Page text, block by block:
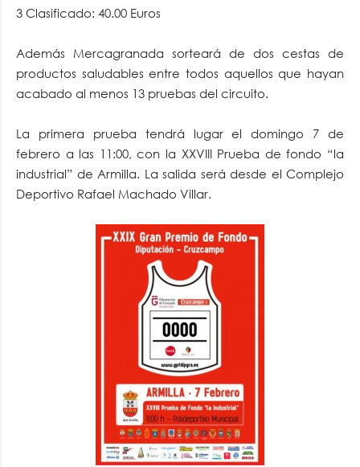
3 Clasificado: 40.00 Euros
Además Mercagranada sorteará de dos cestas de
productos saludables entre todos aquellos que hayan
acabado al menos 13 pruebas del circuito.
La primera prueba tendrá lugar el domingo 7 de
febrero a las 11:00, con la XXVIII Prueba de fondo “la
industrial” de Armilla. La salida será desde el Complejo
Deportivo Rafael Machado Villar.